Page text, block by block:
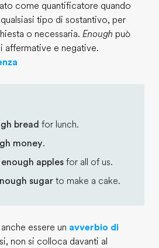
come quantificatore quando
tipo di sostantivo, per
o necessaria. Enough può
affermative e negative.
bread for lunch.
money.
enough apples for all of us.
sugar to make a cake.
essere un avverbio di
non si colloca davanti al